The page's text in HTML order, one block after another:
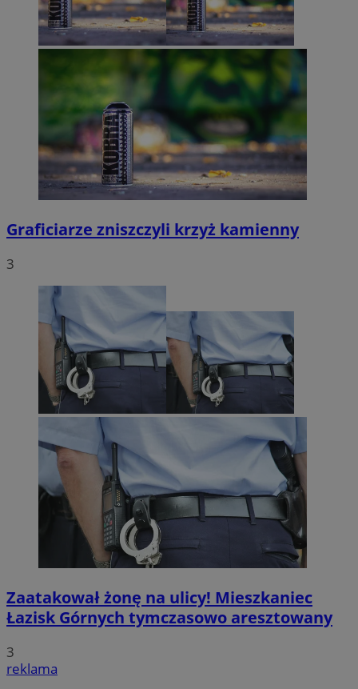
Graficiarze zniszczyli krzyż kamienny
3
Zaatakował żonę na ulicy! Mieszkaniec
Łazisk Górnych tymczasowo aresztowany
3
reklama